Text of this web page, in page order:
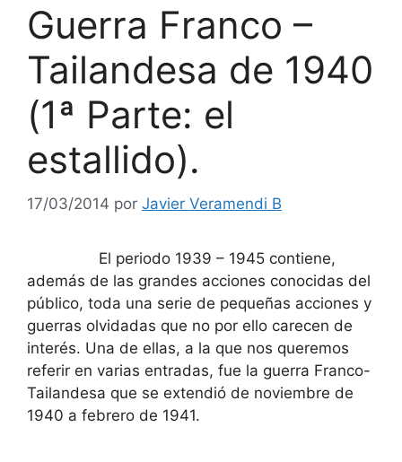
Guerra Franco –
Tailandesa de 1940
(1ª Parte: el
estallido).
17/03/2014 por Javier Veramendi B
El periodo 1939 – 1945 contiene,
además de las grandes acciones conocidas del
público, toda una serie de pequeñas acciones y
guerras olvidadas que no por ello carecen de
interés. Una de ellas, a la que nos queremos
referir en varias entradas, fue la guerra Franco-
Tailandesa que se extendió de noviembre de
1940 a febrero de 1941.